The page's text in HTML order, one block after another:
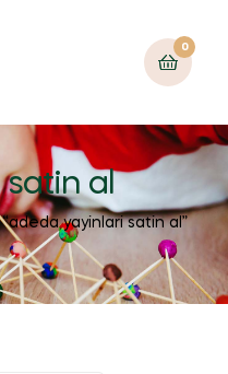
0
al
yayinlari satin al”